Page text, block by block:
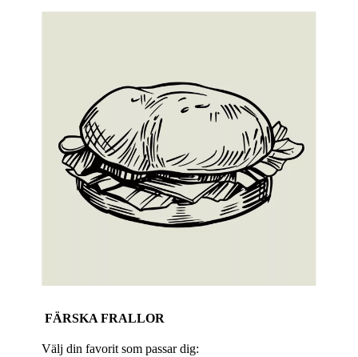
FÄRSKA FRALLOR
Välj din favorit som passar dig: